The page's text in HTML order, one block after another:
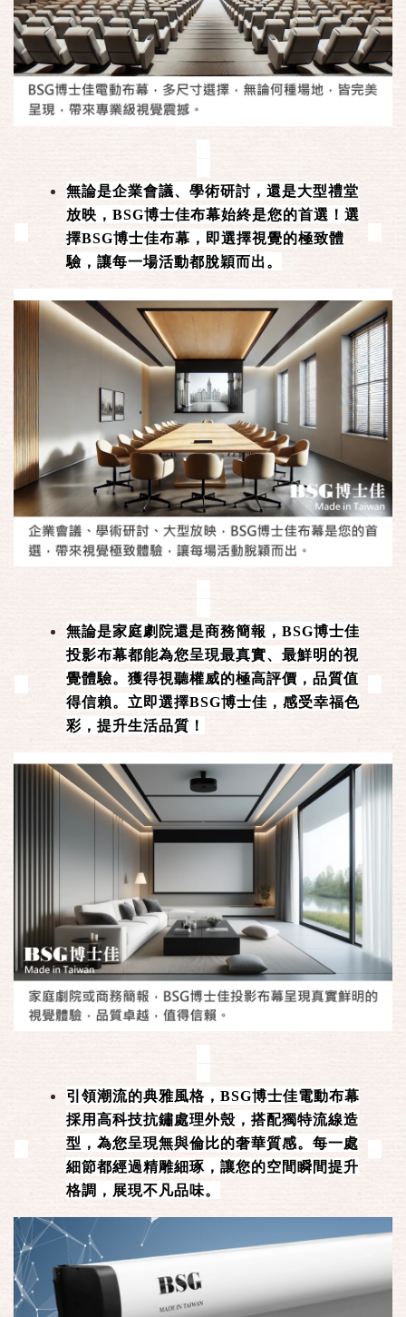
無論是企業會議、學術研討，還是大型禮堂
放映，BSG博士佳布幕始終是您的首選！選
擇BSG博士佳布幕，即選擇視覺的極致體
驗，讓每一場活動都脫穎而出。
無論是家庭劇院還是商務簡報，BSG博士佳
投影布幕都能為您呈現最真實、最鮮明的視
覺體驗。獲得視聽權威的極高評價，品質值
得信賴。立即選擇BSG博士佳，感受幸福色
彩，提升生活品質！
引領潮流的典雅風格，BSG博士佳電動布幕
採用高科技抗鏽處理外殼，搭配獨特流線造
型，為您呈現無與倫比的奢華質感。每一處
細節都經過精雕細琢，讓您的空間瞬間提升
格調，展現不凡品味。